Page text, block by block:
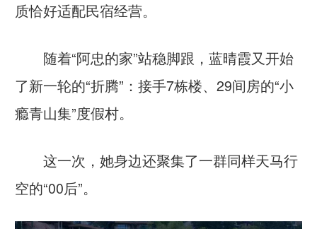
质恰好适配民宿经营。
随着“阿忠的家”站稳脚跟，蓝晴霞又开始
了新一轮的“折腾”：接手7栋楼、29间房的“小
瘾青山集”度假村。
这一次，她身边还聚集了一群同样天马行
空的“00后”。